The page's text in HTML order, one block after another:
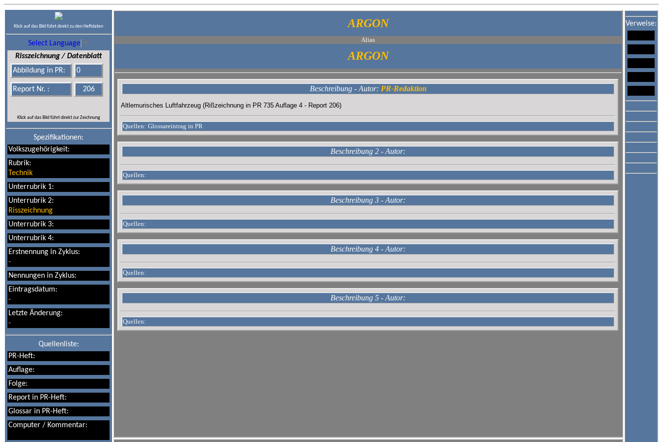
Klick auf das Bild führt direkt zu den Heftdaten
Select Language ▼
Risszeichnung / Datenblatt
Abbildung in PR:
0
Report Nr. : 206
Klick auf das Bild führt direkt zur Zeichnung
Spezifikationen:
Volkszugehörigkeit:
Rubrik:
Technik
Unterrubrik 1:
Unterrubrik 2:
Risszeichnung
Unterrubrik 3:
Unterrubrik 4:
Erstnennung in Zyklus:
-
Nennungen in Zyklus:
Eintragsdatum:
-
Letzte Änderung:
-
Quellenliste:
PR-Heft:
Auflage:
Folge:
Report in PR-Heft:
Glossar in PR-Heft:
Computer / Kommentar:
ARGON
Alias
ARGON
Beschreibung - Autor: PR-Redaktion
Altlemurisches Luftfahrzeug (Rißzeichnung in PR 735 Auflage 4 - Report 206)
Quellen: Glossareintrag in PR
Beschreibung 2 - Autor:
Quellen:
Beschreibung 3 - Autor:
Quellen:
Beschreibung 4 - Autor:
Quellen:
Beschreibung 5 - Autor:
Quellen:
Verweise: